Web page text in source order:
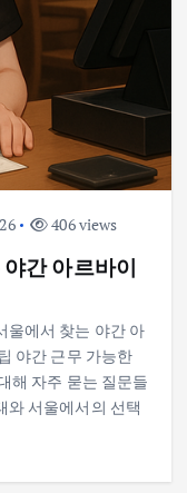
406 views
간 아르바이
울에서 찾는 야간 아
야간 근무 가능한
해 자주 묻는 질문들
와 서울에서의 선택